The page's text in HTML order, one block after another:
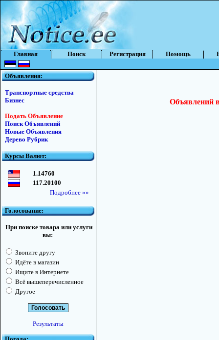
Главная Поиск Регистрация Помощь
Объявления:
Транспортные средства
Бизнес
Подать Объявление
Поиск Объявлений
Новые Объявления
Дерево Рубрик
Курсы Валют:
1.14760
117.20100
Подробнее »»
Голосование:
При поиске товара или услуги
вы:
Звоните другу
Идёте в магазин
Ищите в Интернете
Всё вышеперечисленное
Другое
Результаты
Объявлений